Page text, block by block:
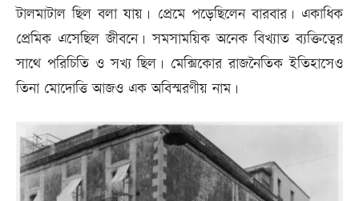
টালমাটাল ছিল বলা যায়। প্রেমে পড়েছিলেন বারবার। একাধিক
প্রেমিক এসেছিল জীবনে। সমসাময়িক অনেক বিখ্যাত ব্যক্তিত্বের
সাথে পরিচিতি ও সখ্য ছিল। মেক্সিকোর রাজনৈতিক ইতিহাসেও
তিনা মোদোত্তি আজও এক অবিস্মরণীয় নাম।